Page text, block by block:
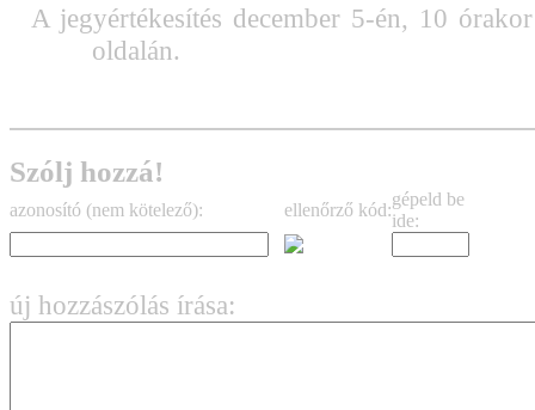
A jegyértékesítés december 5-én, 10
oldalán.
Szólj hozzá!
azonosító (nem kötelező): ellenőrző kód:
gépeld be
ide:
új hozzászólás írása: